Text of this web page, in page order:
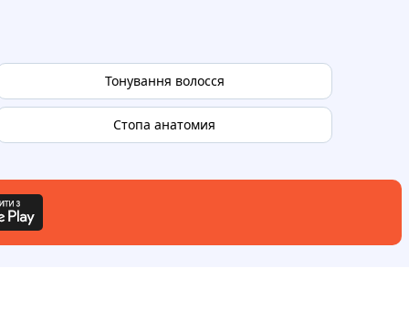
Тонування волосся
Стопа анатомия